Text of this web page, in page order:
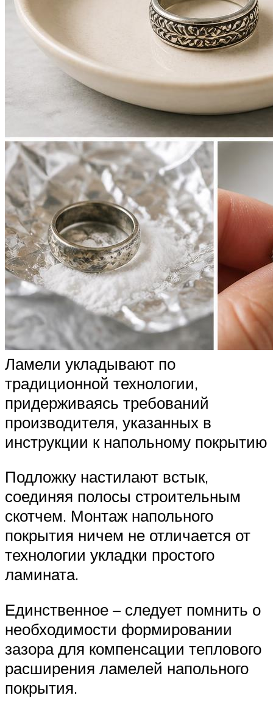
Ламели укладывают по
традиционной технологии,
придерживаясь требований
производителя, указанных в
инструкции к напольному покрытию
Подложку настилают встык,
соединяя полосы строительным
скотчем. Монтаж напольного
покрытия ничем не отличается от
технологии укладки простого
ламината.
Единственное – следует помнить о
необходимости формировании
зазора для компенсации теплового
расширения ламелей напольного
покрытия.